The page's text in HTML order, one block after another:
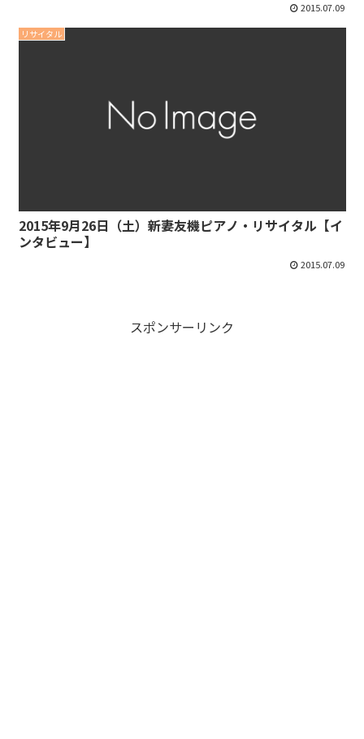
2015.07.09
リサイタル
2015年9月26日（土）新妻友機ピアノ・リサイタル【イ
ンタビュー】
2015.07.09
スポンサーリンク